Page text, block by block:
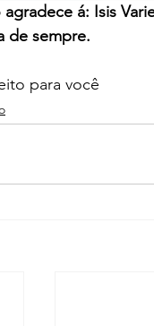
á: Isis
de sempre.
para você